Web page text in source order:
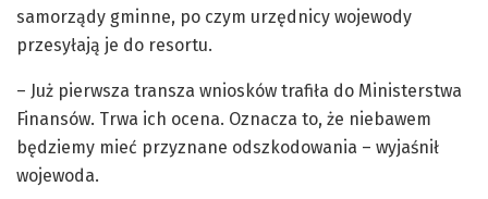
samorządy gminne, po czym urzędnicy wojewody
przesyłają je do resortu.
– Już pierwsza transza wniosków trafiła do Ministerstwa
Finansów. Trwa ich ocena. Oznacza to, że niebawem
będziemy mieć przyznane odszkodowania – wyjaśnił
wojewoda.